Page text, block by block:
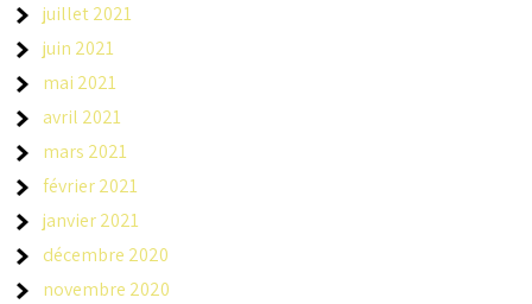
juillet 2021
juin 2021
mai 2021
avril 2021
mars 2021
février 2021
janvier 2021
décembre 2020
novembre 2020